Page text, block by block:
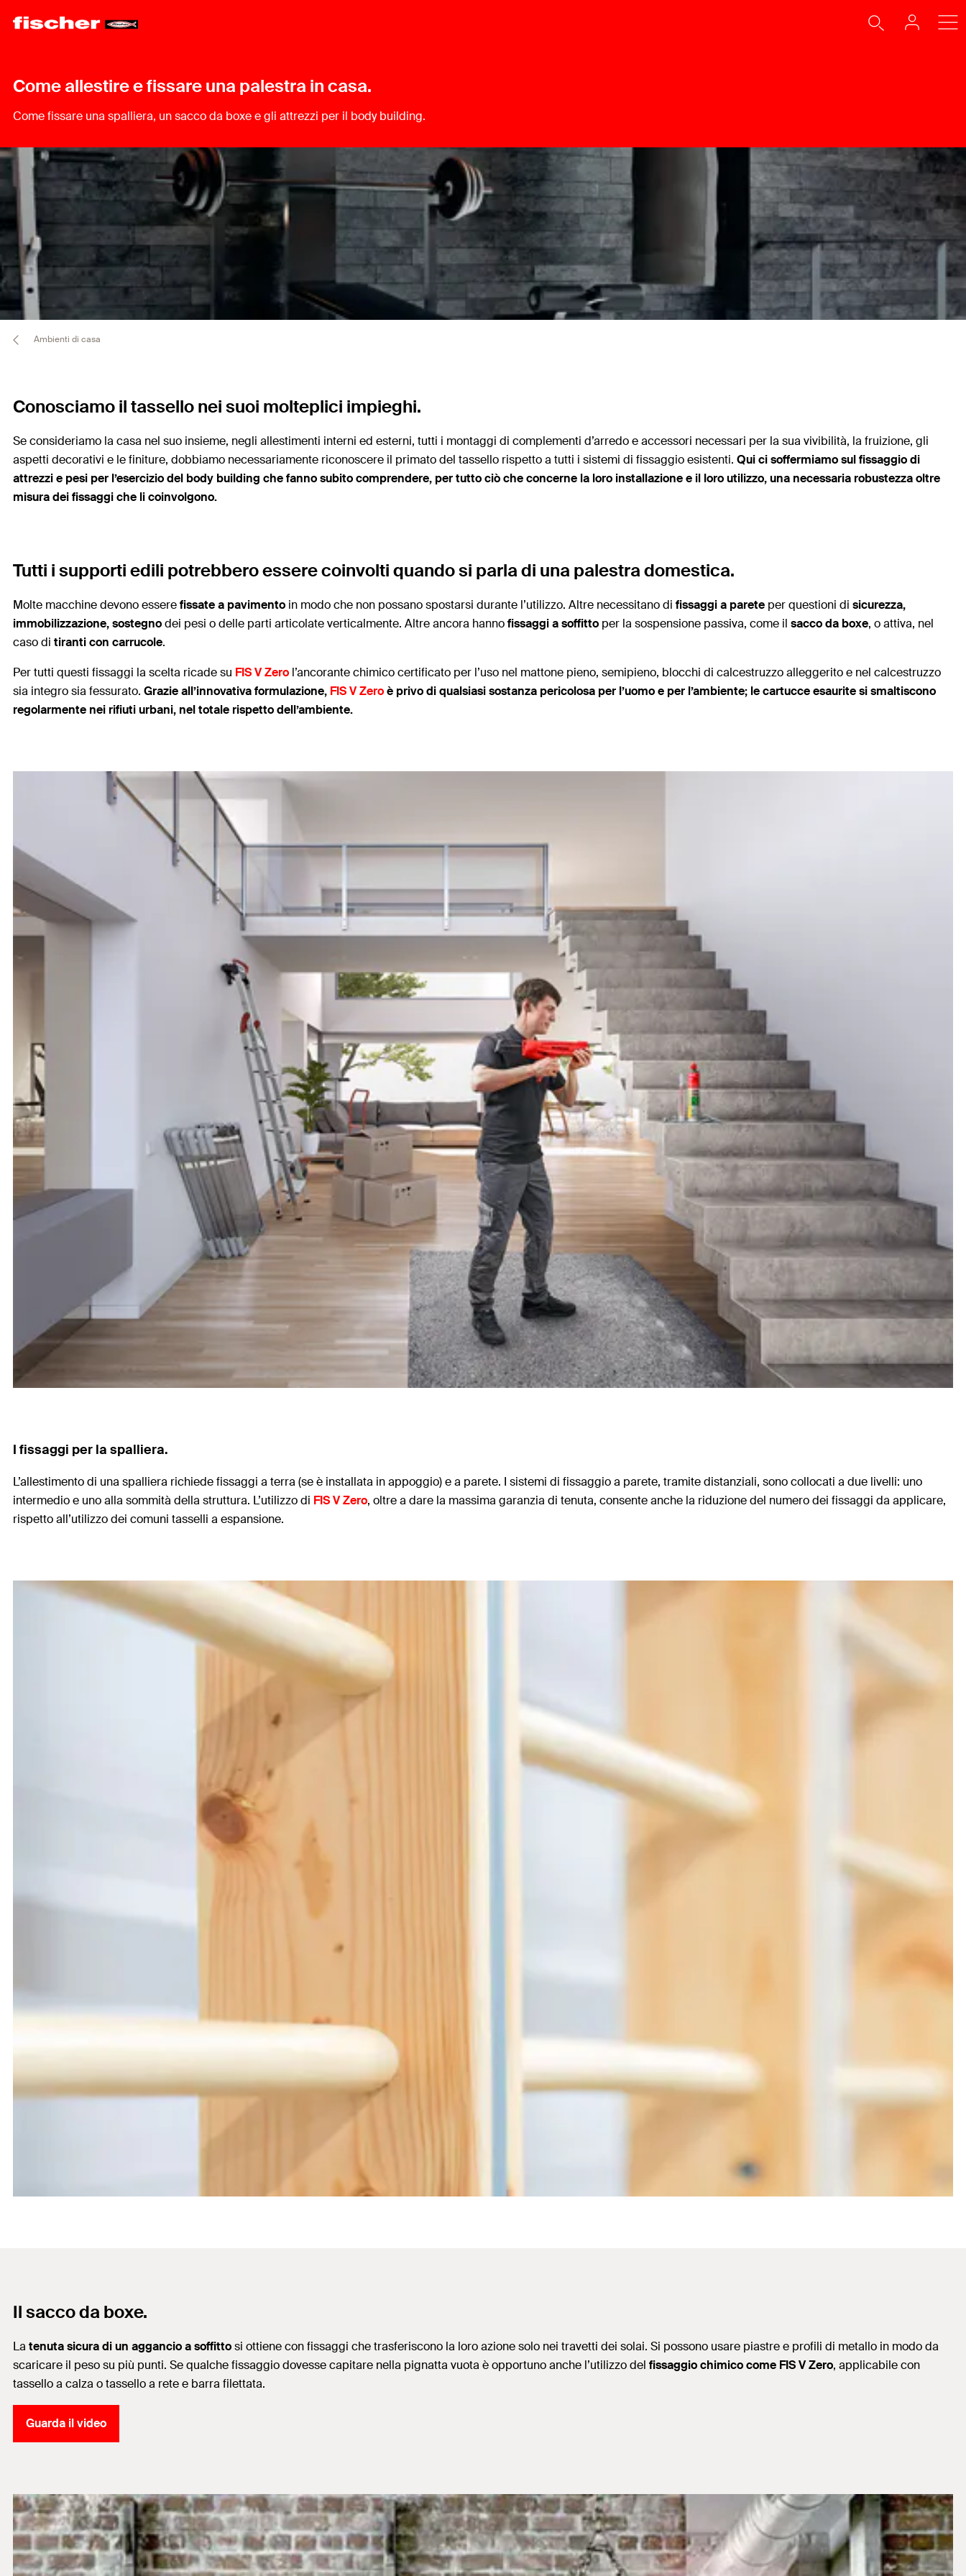
Come allestire e fissare una palestra in casa.
Come fissare una spalliera, un sacco da boxe e gli attrezzi per il body building.
Ambienti di casa
Conosciamo il tassello nei suoi molteplici impieghi.
Se consideriamo la casa nel suo insieme, negli allestimenti interni ed esterni, tutti i montaggi di complementi d’arredo e accessori necessari per la sua vivibilità, la fruizione, gli
aspetti decorativi e le finiture, dobbiamo necessariamente riconoscere il primato del tassello rispetto a tutti i sistemi di fissaggio esistenti. Qui ci soffermiamo sul fissaggio di
attrezzi e pesi per l’esercizio del body building che fanno subito comprendere, per tutto ciò che concerne la loro installazione e il loro utilizzo, una necessaria robustezza oltre
misura dei fissaggi che li coinvolgono.
Tutti i supporti edili potrebbero essere coinvolti quando si parla di una palestra domestica.
Molte macchine devono esserefissate a pavimento in modo che non possano spostarsi durante l’utilizzo. Altre necessitano di fissaggi a parete per questioni di sicurezza,
immobilizzazione, sostegnodei pesi o delle parti articolate verticalmente. Altre ancora hannofissaggi a soffitto per la sospensione passiva, come il sacco da boxe, o attiva, nel
caso di tiranti con carrucole.
Per tutti questi fissaggi la scelta ricade su FIS V Zero l’ancorante chimico certificato per l’uso nel mattone pieno, semipieno, blocchi di calcestruzzo alleggerito e nel calcestruzzo
sia integro sia fessurato. Grazie all’innovativa formulazione, FIS V Zeroè privo di qualsiasi sostanza pericolosa per l’uomo e per l’ambiente; le cartucce esaurite si smaltiscono
regolarmente nei rifiuti urbani, nel totale rispetto dell’ambiente.
I fissaggi per la spalliera.
L’allestimento di una spalliera richiede fissaggi a terra (se è installata in appoggio) e a parete. I sistemi di fissaggio a parete, tramite distanziali, sono collocati a due livelli: uno
intermedio e uno alla sommità della struttura. L’utilizzo di FIS V Zero, oltre a dare la massima garanzia di tenuta, consente anche la riduzione del numero dei fissaggi da applicare,
rispetto all’utilizzo dei comuni tasselli a espansione.
Il sacco da boxe.
La tenuta sicura di un aggancio a soffittosi ottiene con fissaggi che trasferiscono la loro azione solo nei travetti dei solai. Si possono usare piastre e profili di metallo in modo da
scaricare il peso su più punti. Se qualche fissaggio dovesse capitare nella pignatta vuota è opportuno anche l’utilizzo del fissaggio chimico come FIS V Zero, applicabile con
tassello a calza o tassello a rete e barra filettata.
Guarda il video